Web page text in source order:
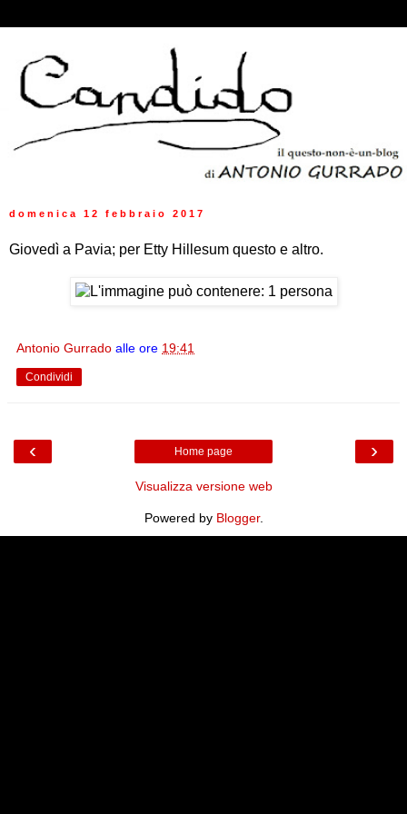
domenica 12 febbraio 2017
Giovedì a Pavia; per Etty Hillesum questo e altro.
Antonio Gurrado alle ore 19:41
Condividi
‹ ›
Home page
Visualizza versione web
Powered by Blogger.